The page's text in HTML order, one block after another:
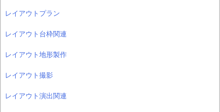
レイアウトプラン
レイアウト台枠関連
レイアウト地形製作
レイアウト撮影
レイアウト演出関連